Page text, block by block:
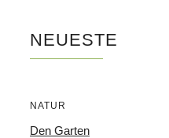
NEUESTE
NATUR
Den Garten